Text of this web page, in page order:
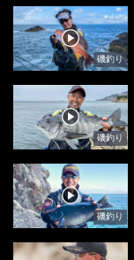
磯釣り
磯釣り
磯釣り